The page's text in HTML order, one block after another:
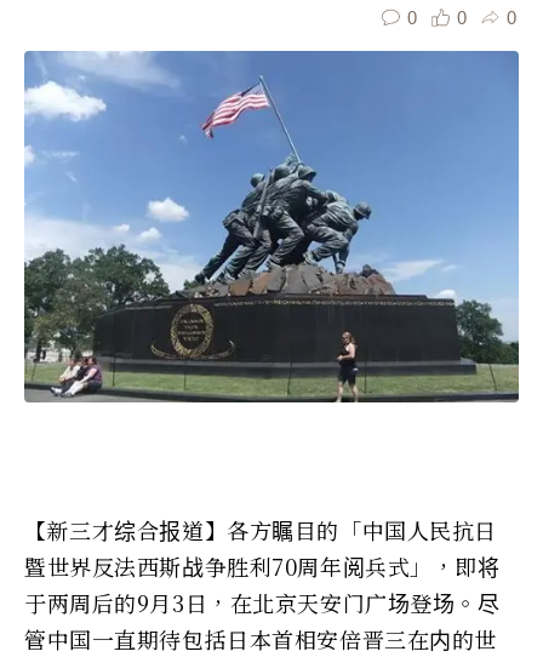
0 0 0
【新三才综合报道】各方瞩目的「中国人民抗日
暨世界反法西斯战争胜利70周年阅兵式」，即将
于两周后的9月3日，在北京天安门广场登场。尽
管中国一直期待包括日本首相安倍晋三在内的世